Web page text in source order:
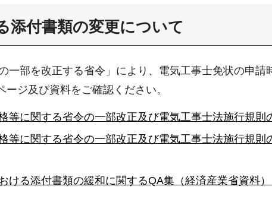
添付書類の変更について
一部を改正する省令」により、電気工事士免状の申
ジ及び資料をご確認ください。
等に関する省令の一部改正及び電気工事士法施行規
等に関する省令の一部改正及び電気工事士法施行規
ける添付書類の緩和に関するQA集（経済産業省資料